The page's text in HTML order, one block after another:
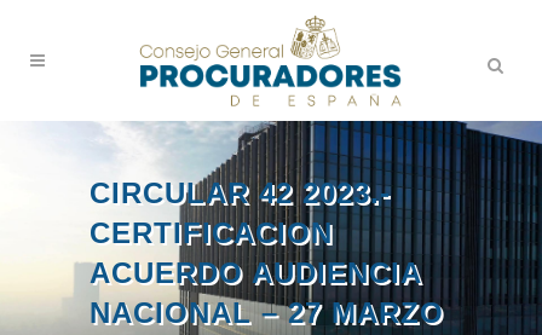
CIRCULAR 42 2023.-
CERTIFICACION
ACUERDO AUDIENCIA
NACIONAL – 27 MARZO